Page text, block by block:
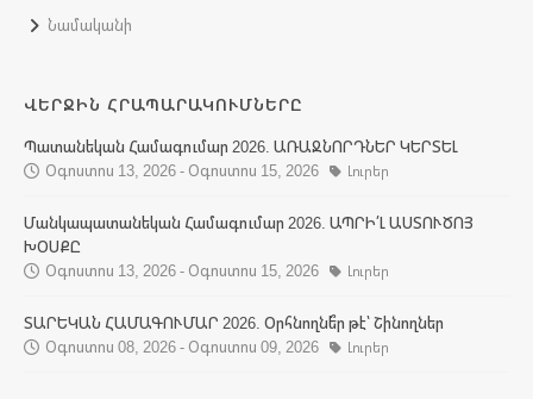
Նամականի
ՎԵՐՋԻՆ ՀՐԱՊԱՐԱԿՈՒՄՆԵՐԸ
Պատանեկան Համագումար 2026. ԱՌԱՋՆՈՐԴՆԵՐ ԿԵՐՏԵԼ
Օգոստոս 13, 2026 - Օգոստոս 15, 2026
Լուրեր
Մանկապատանեկան Համագումար 2026. ԱՊՐԻ՛Լ ԱՍՏՈՒԾՈՅ
ԽՕՍՔԸ
Օգոստոս 13, 2026 - Օգոստոս 15, 2026
Լուրեր
ՏԱՐԵԿԱՆ ՀԱՄԱԳՈՒՄԱՐ 2026. Օրհնողնե՞ր թէ՝ Շինողներ
Օգոստոս 08, 2026 - Օգոստոս 09, 2026
Լուրեր